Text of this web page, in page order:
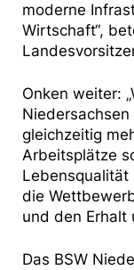
moderne
Wirtschaft“,
Onken weiter:
gleichzeitig
Arbeitsplätze
Lebensqualität
die
und den Erhalt
Das BSW